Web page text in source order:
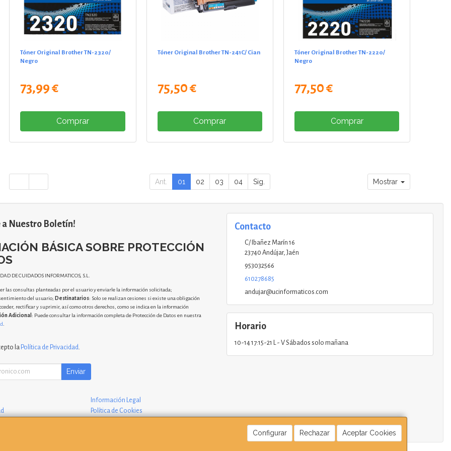
Tóner Original Brother TN-2320/
Negro
73,99 €
Comprar
Tóner Original Brother TN-241C/ Cian
75,50 €
Comprar
Tóner Original Brother TN-2220/
Negro
77,50 €
Comprar
Ant. 01 02 03 04 Sig. Mostrar
Configurar Rechazar Aceptar Cookies
a Nuestro Boletín!
BÁSICA SOBRE PROTECCIÓN
DE CUIDADOS INFORMATICOS, S.L.
las consultas planteadas por el usuario y enviarle la información solicitada;
del usuario; Destinatarios: Solo se realizan cesiones si existe una obligación
rectificar y suprimir, así como otros derechos, como se indica en la información
Adicional : Puede consultar la información completa de Protección de Datos en nuestra
la Política de Privacidad.
Enviar
Información Legal
Política de Cookies
Contacto
C/ Ibañez Marín 16
23740 Andújar, Jaén
953032566
610278685
andujar@ucinformaticos.com
Horario
10-14 17:15-21 L - V Sábados solo mañana